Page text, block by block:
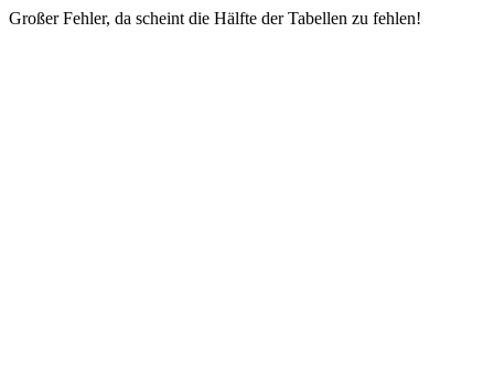
Großer Fehler, da scheint die Hälfte der Tabellen zu fehlen!